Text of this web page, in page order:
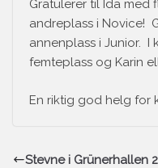
Gratulerer til Ida med
andreplass i Novice!
annenplass i Junior. I
femteplass og Karin
En riktig god helg for
Stevne i Grünerhallen